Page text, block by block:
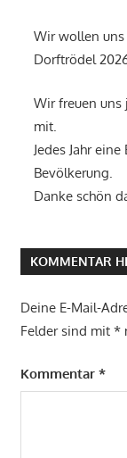
Wir wollen uns
Dorftrödel
Wir freuen uns
mit.
Jedes Jahr
Bevölkerung.
Danke schön
KOMMENTAR
Deine E-Mail-
Felder sind mit *
Kommentar *